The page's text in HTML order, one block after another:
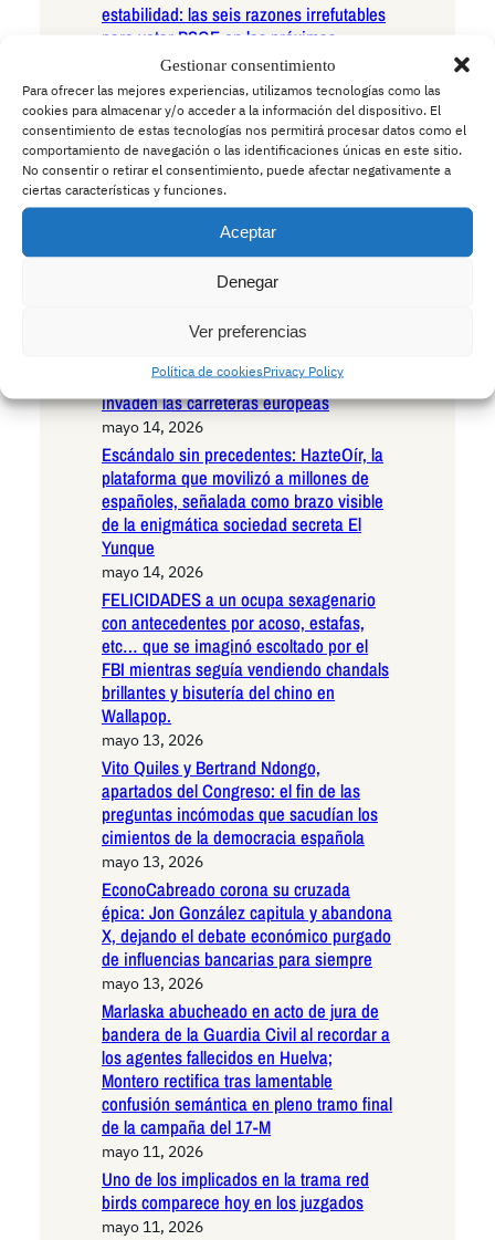
Gestionar consentimiento
Para ofrecer las mejores experiencias, utilizamos tecnologías como las
cookies para almacenar y/o acceder a la información del dispositivo. El
consentimiento de estas tecnologías nos permitirá procesar datos como el
comportamiento de navegación o las identificaciones únicas en este sitio.
No consentir o retirar el consentimiento, puede afectar negativamente a
ciertas características y funciones.
Aceptar
Denegar
Ver preferencias
Política de cookiesPrivacy Policy
estabilidad: las seis razones irrefutables
para votar PSOE en las próximas
elecciones autonómicas
mayo 15, 2026
Andalucía en la encrucijada existencial:
las seis razones irrefutables para votar
VOX en las próximas elecciones
autonómicas
mayo 15, 2026
Andalucía ante el umbral histórico: las
seis razones decisivas para votar
Podemos en las próximas elecciones
mayo 14, 2026
cuidado con los ciervos borrachos que
invaden las carreteras europeas
mayo 14, 2026
Escándalo sin precedentes: HazteOír, la
plataforma que movilizó a millones de
españoles, señalada como brazo visible
de la enigmática sociedad secreta El
Yunque
mayo 14, 2026
FELICIDADES a un ocupa sexagenario
con antecedentes por acoso, estafas,
etc… que se imaginó escoltado por el
FBI mientras seguía vendiendo chandals
brillantes y bisutería del chino en
Wallapop.
mayo 13, 2026
Vito Quiles y Bertrand Ndongo,
apartados del Congreso: el fin de las
preguntas incómodas que sacudían los
cimientos de la democracia española
mayo 13, 2026
EconoCabreado corona su cruzada
épica: Jon González capitula y abandona
X, dejando el debate económico purgado
de influencias bancarias para siempre
mayo 13, 2026
Marlaska abucheado en acto de jura de
bandera de la Guardia Civil al recordar a
los agentes fallecidos en Huelva;
Montero rectifica tras lamentable
confusión semántica en pleno tramo final
de la campaña del 17-M
mayo 11, 2026
Uno de los implicados en la trama red
birds comparece hoy en los juzgados
mayo 11, 2026